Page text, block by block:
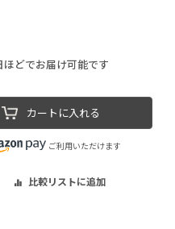
ほどでお届け可能です
カートに入れる
ご利用いただけます
比較リストに追加